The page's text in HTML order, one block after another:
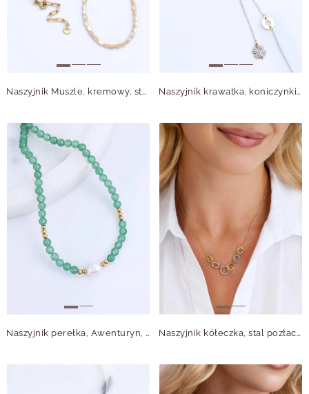
Naszyjnik Muszle, kremowy, stal pozłacana S316283Z00 Naszyjnik krawatka, koniczynki, stal pozłacana S316413M00
Naszyjnik perełka, Awenturyn, stal pozłacana S316180Z00 Naszyjnik kółeczka, stal pozłacana S316412M00